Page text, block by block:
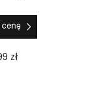
cenę
zł